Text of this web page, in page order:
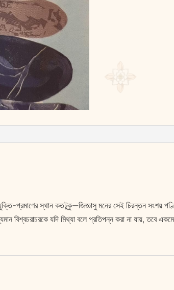
প্রমাণের স্থান কতটুকু—জিজ্ঞাসু মনের সেই চিরন্তন সংশয়
বিশ্বচরাচরকে যদি মিথ্যা বলে প্রতিপন্ন করা না যায়, তবে